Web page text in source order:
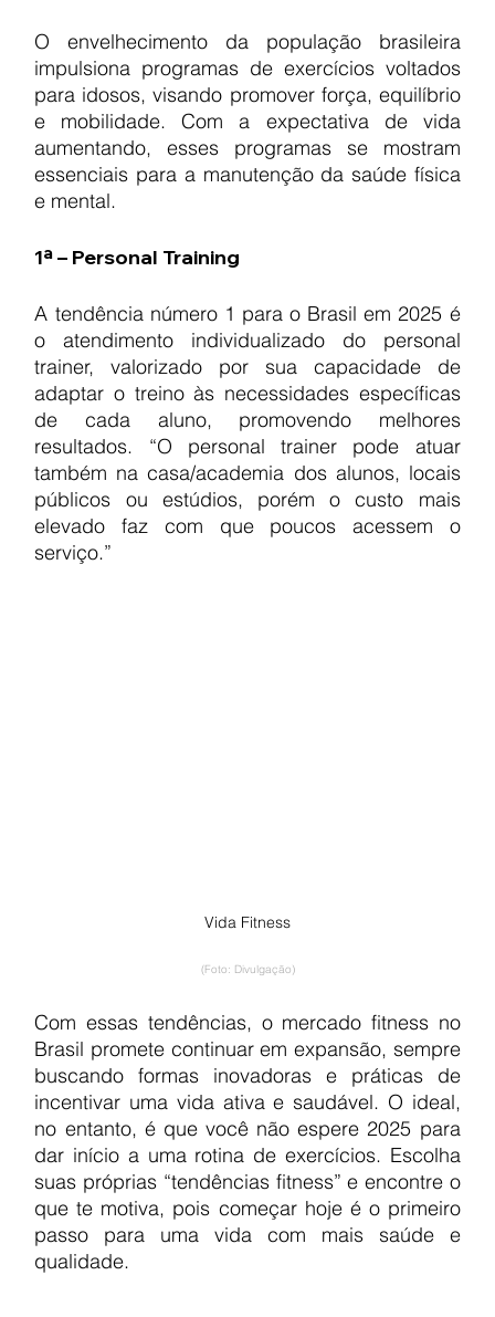
O envelhecimento da população brasileira
impulsiona programas de exercícios voltados
para idosos, visando promover força, equilíbrio
e mobilidade. Com a expectativa de vida
aumentando, esses programas se mostram
essenciais para a manutenção da saúde física
e mental.
1ª – Personal Training
A tendência número 1 para o Brasil em 2025 é
o atendimento individualizado do personal
trainer, valorizado por sua capacidade de
adaptar o treino às necessidades específicas
de cada aluno, promovendo melhores
resultados. “O personal trainer pode atuar
também na casa/academia dos alunos, locais
públicos ou estúdios, porém o custo mais
elevado faz com que poucos acessem o
serviço.”
Vida Fitness
(Foto: Divulgação)
Com essas tendências, o mercado fitness no
Brasil promete continuar em expansão, sempre
buscando formas inovadoras e práticas de
incentivar uma vida ativa e saudável. O ideal,
no entanto, é que você não espere 2025 para
dar início a uma rotina de exercícios. Escolha
suas próprias “tendências fitness” e encontre o
que te motiva, pois começar hoje é o primeiro
passo para uma vida com mais saúde e
qualidade.